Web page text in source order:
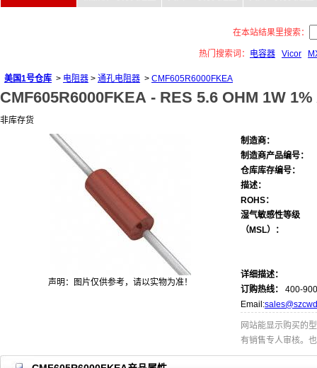
在本站结果里搜索：
热门搜索词： 电容器 Vicor
美国1号仓库 > 电阻器 > 通孔电阻器 > CMF605R6000FKEA
CMF605R6000FKEA - RES 5.6 OHM 1W
非库存货
声明：图片仅供参考，请以实物为准！
制造商：
制造商产品编号：
仓库库存编号：
描述：
ROHS：
湿气敏感性等级
（MSL）：
详细描述：
订购热线：
400-
Email:
网站能显示购买的
有销售专人审核。